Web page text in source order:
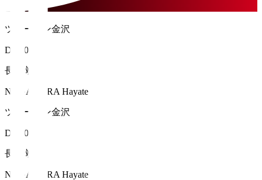
ツエーゲン金沢
DF 20
長倉 颯
NAGAKURA Hayate
ツエーゲン金沢
DF 20
長倉 颯
NAGAKURA Hayate